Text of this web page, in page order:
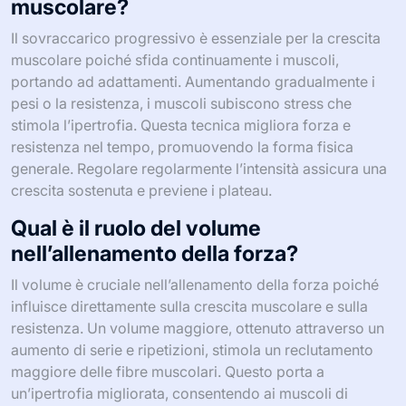
muscolare?
Il sovraccarico progressivo è essenziale per la crescita
muscolare poiché sfida continuamente i muscoli,
portando ad adattamenti. Aumentando gradualmente i
pesi o la resistenza, i muscoli subiscono stress che
stimola l’ipertrofia. Questa tecnica migliora forza e
resistenza nel tempo, promuovendo la forma fisica
generale. Regolare regolarmente l’intensità assicura una
crescita sostenuta e previene i plateau.
Qual è il ruolo del volume
nell’allenamento della forza?
Il volume è cruciale nell’allenamento della forza poiché
influisce direttamente sulla crescita muscolare e sulla
resistenza. Un volume maggiore, ottenuto attraverso un
aumento di serie e ripetizioni, stimola un reclutamento
maggiore delle fibre muscolari. Questo porta a
un’ipertrofia migliorata, consentendo ai muscoli di